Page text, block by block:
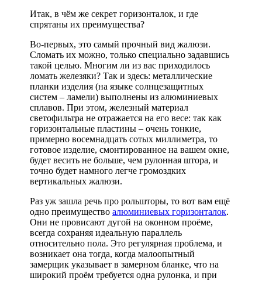
Итак, в чём же секрет горизонталок, и где
спрятаны их преимущества?
Во-первых, это самый прочный вид жалюзи.
Сломать их можно, только специально задавшись
такой целью. Многим ли из вас приходилось
ломать железяки? Так и здесь: металлические
планки изделия (на языке солнцезащитных
систем – ламели) выполнены из алюминиевых
сплавов. При этом, железный материал
светофильтра не отражается на его весе: так как
горизонтальные пластины – очень тонкие,
примерно восемнадцать сотых миллиметра, то
готовое изделие, смонтированное на вашем окне,
будет весить не больше, чем рулонная штора, и
точно будет намного легче громоздких
вертикальных жалюзи.
Раз уж зашла речь про рольшторы, то вот вам ещё
одно преимущество алюминиевых горизонталок.
Они не провисают дугой на оконном проёме,
всегда сохраняя идеальную параллель
относительно пола. Это регулярная проблема, и
возникает она тогда, когда малоопытный
замерщик указывает в замерном бланке, что на
широкий проём требуется одна рулонка, и при